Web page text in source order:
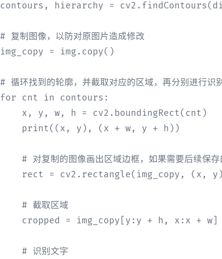
contours, hierarchy =
# 复制图像，以防对原图片造成修改
img_copy = img.copy()
# 循环找到的轮廓，并截取对应的区域，再分别进行识
for cnt in contours:
    x, y, w, h = cv2.boundingRect(cnt)
    print((x, y), (x + w, y + h))
# 对复制的图像画出区域边框，如果需要后续保存
rect = cv2.rectangle(img_copy, (x,
    # 截取区域
    cropped = img_copy[y:y + h, x:x + w]
    # 识别文字